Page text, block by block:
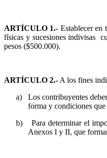
ARTÍCULO 1.- Establecer en
físicas y sucesiones indivisas
pesos ($500.000).
ARTÍCULO 2.- A los fines
a)
Los contribuyentes
forma y condiciones
b)
Para determinar el
Anexos I y II, que